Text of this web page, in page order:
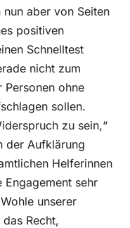
aber von Seiten
positiven
Schnelltest
nicht zum
Personen ohne
sollen.
zu sein,“
der Aufklärung
Helferinnen
sehr
unserer
Recht,